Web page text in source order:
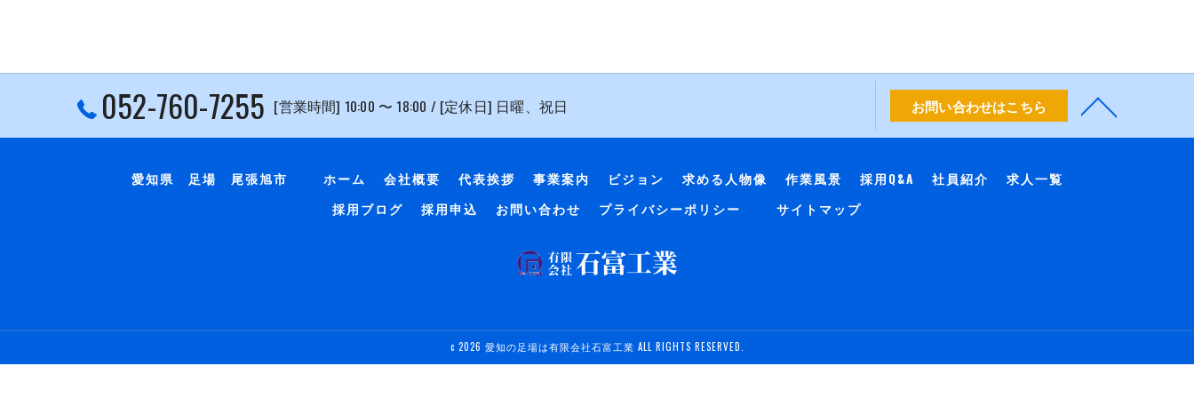
052-760-7255 [営業時間] 10:00 〜 18:00 / [定休日] 日曜、祝日 お問い合わせはこちら
愛知県 足場 尾張旭市 ホーム 会社概要 代表挨拶 事業案内 ビジョン 求める人物像 作業風景 採用Q&A 社員紹介
求人一覧
採用ブログ
採用申込 お問い合わせ プライバシーポリシー サイトマップ
c 2026 愛知の足場は有限会社石富工業 ALL RIGHTS RESERVED.